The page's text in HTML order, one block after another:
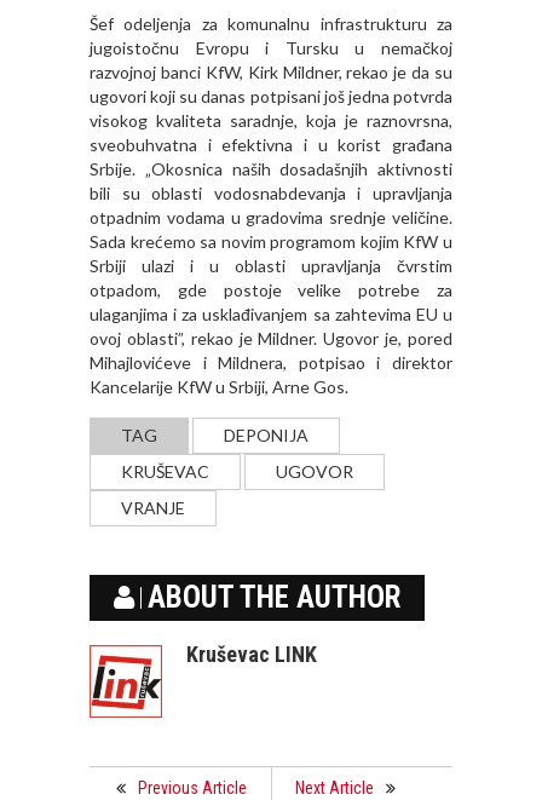
Šef odeljenja za komunalnu infrastrukturu za
jugoistočnu Evropu i Tursku u nemačkoj
razvojnoj banci KfW, Kirk Mildner, rekao je da su
ugovori koji su danas potpisani još jedna potvrda
visokog kvaliteta saradnje, koja je raznovrsna,
sveobuhvatna i efektivna i u korist građana
Srbije. „Okosnica naših dosadašnjih aktivnosti
bili su oblasti vodosnabdevanja i upravljanja
otpadnim vodama u gradovima srednje veličine.
Sada krećemo sa novim programom kojim KfW u
Srbiji ulazi i u oblasti upravljanja čvrstim
otpadom, gde postoje velike potrebe za
ulaganjima i za usklađivanjem sa zahtevima EU u
ovoj oblasti”, rekao je Mildner. Ugovor je, pored
Mihajlovićeve i Mildnera, potpisao i direktor
Kancelarije KfW u Srbiji, Arne Gos.
TAG
DEPONIJA
KRUŠEVAC
UGOVOR
VRANJE
ABOUT THE AUTHOR
Kruševac LINK
Previous Article Next Article